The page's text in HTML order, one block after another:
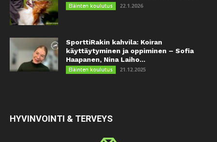
Eläinten koulutus 22.1.2026
SporttiRakin kahvila: Koiran
käyttäytyminen ja oppiminen – Sofia
Haapanen, Nina Laiho...
Eläinten koulutus 21.12.2025
HYVINVOINTI & TERVEYS